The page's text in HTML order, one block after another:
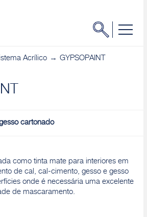
Acrílico GYPSOPAINT
cartonado
como tinta mate para interiores em
de cal, cal-cimento, gesso e gesso
onde é necessária uma excelente
de mascaramento.